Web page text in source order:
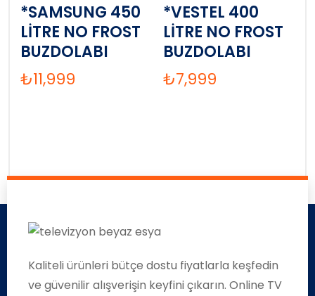
*SAMSUNG 450
LİTRE NO FROST
BUZDOLABI
₺11,999
*VESTEL 400
LİTRE NO FROST
BUZDOLABI
₺7,999
Kaliteli ürünleri bütçe dostu fiyatlarla keşfedin
ve güvenilir alışverişin keyfini çıkarın. Online TV